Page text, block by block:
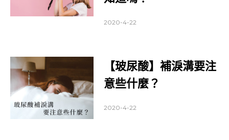
2020-4-22
【玻尿酸】補淚溝要注
意些什麼？
2020-4-22